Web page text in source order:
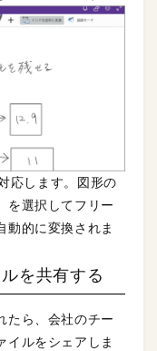
応します。図形の
を選択してフリー
動的に変換されま
を共有する
たら、会社のチー
イルをシェアしま